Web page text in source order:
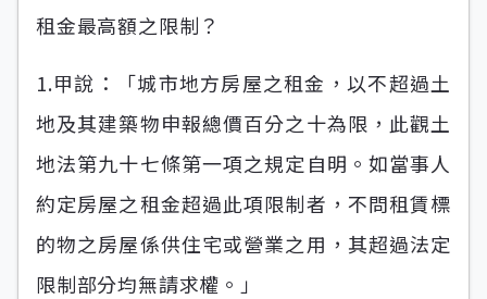
租金最高額之限制？
1.甲說：「城市地方房屋之租金，以不超過土
地及其建築物申報總價百分之十為限，此觀土
地法第九十七條第一項之規定自明。如當事人
約定房屋之租金超過此項限制者，不問租賃標
的物之房屋係供住宅或營業之用，其超過法定
限制部分均無請求權。」